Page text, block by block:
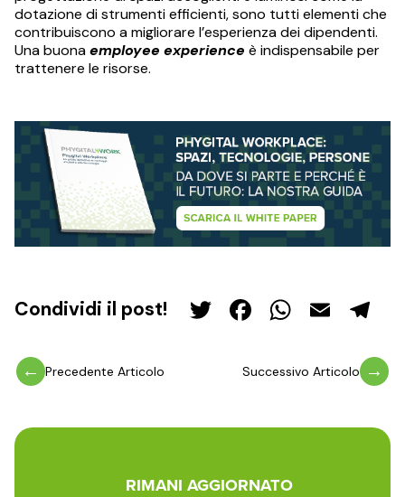
dotazione di strumenti efficienti, sono tutti elementi che
contribuiscono a migliorare l’esperienza dei dipendenti.
Una buonaemployee experience è indispensabile per
trattenere le risorse.
TwitterFacebook
Email
← Precedente Articolo Successivo Articolo →
RIMANI AGGIORNATO